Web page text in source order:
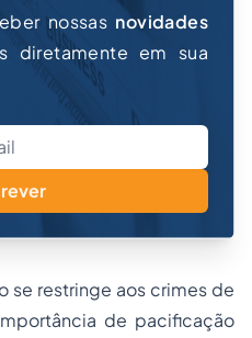
nossas novidades
diretamente em sua
se restringe aos crimes de
de pacificação